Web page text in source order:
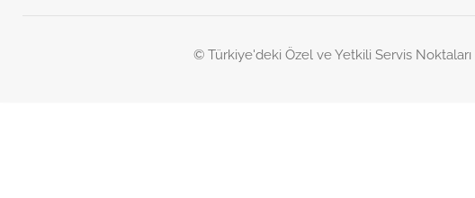
© Türkiye'deki Özel ve Yetkili Servis Noktaları